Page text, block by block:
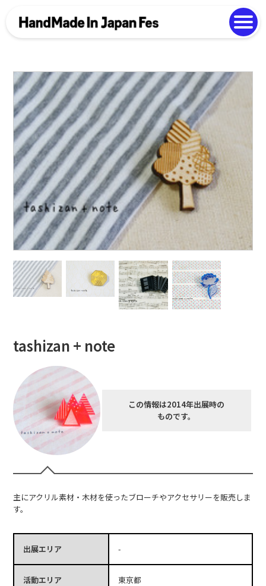
Photo Gallery
EN 中文
tashizan + note
この情報は2014年出展時の
ものです。
主にアクリル素材・木材を使ったブローチやアクセサリーを販売しま
す。
出展エリア -
活動エリア 東京都